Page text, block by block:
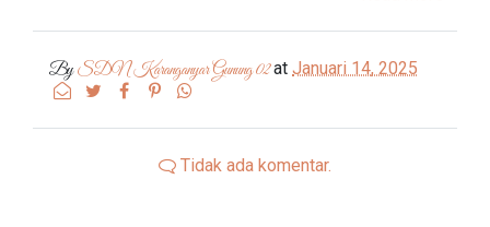
BySDN Karanganyar Gunung 02at Januari 14, 2025
Tidak ada komentar.